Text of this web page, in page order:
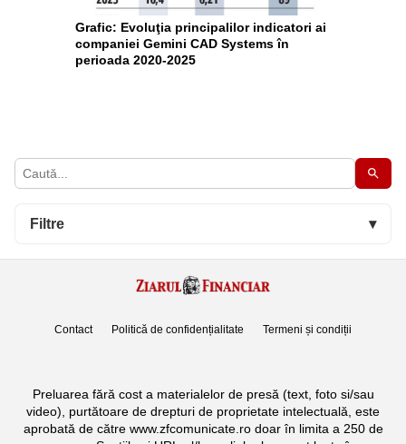
Filtre ▾
Grafic: Evoluţia principalilor indicatori ai
companiei Gemini CAD Systems în
perioada 2020-2025
Contact Politică de confidențialitate Termeni și condiții
Preluarea fără cost a materialelor de presă (text, foto si/sau
video), purtătoare de drepturi de proprietate intelectuală, este
aprobată de către www.zfcomunicate.ro doar în limita a 250 de